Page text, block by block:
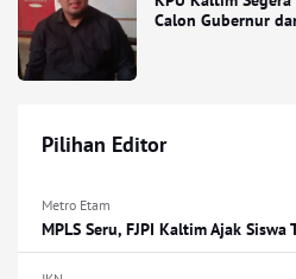
Calon Gubernur
Pilihan Editor
Metro Etam
MPLS Seru, FJPI Kaltim Ajak